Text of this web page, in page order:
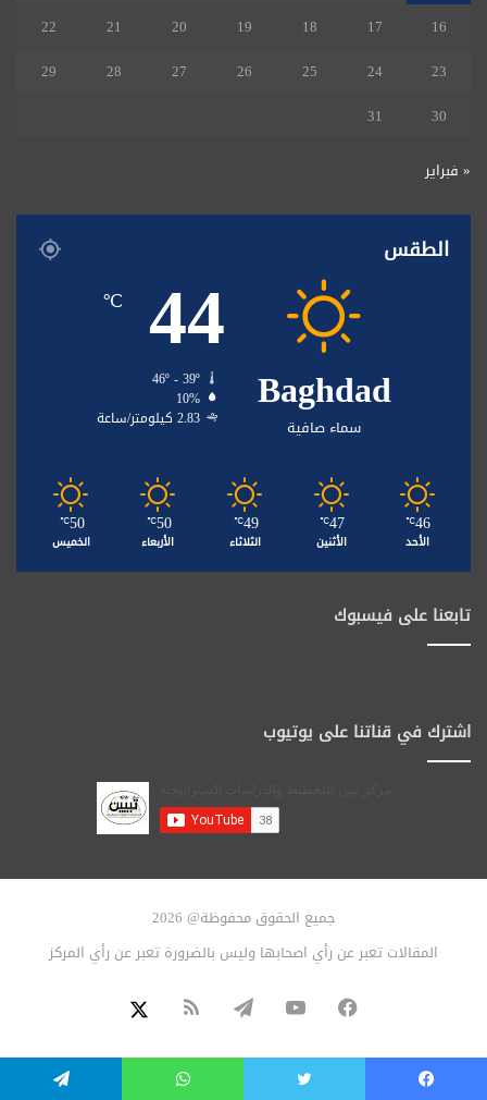
16
17
18
19
20
21
22
23
24
25
26
27
28
29
30
31
« فبراير
الطقس
Baghdad
سماء صافية
44
℃
46º - 39º
10%
2.83 كيلومتر/ساعة
46
℃
الأحد
47
℃
الأثنين
49
℃
الثلاثاء
50
℃
الأربعاء
50
℃
الخميس
تابعنا على فيسبوك
اشترك في قناتنا على يوتيوب
جميع الحقوق محفوظة@ 2026
المقالات تعبر عن رأي اصحابها وليس بالضرورة تعبر عن رأي المركز
فيسبوكيوتيوبتيلقرامملخص
الموقع